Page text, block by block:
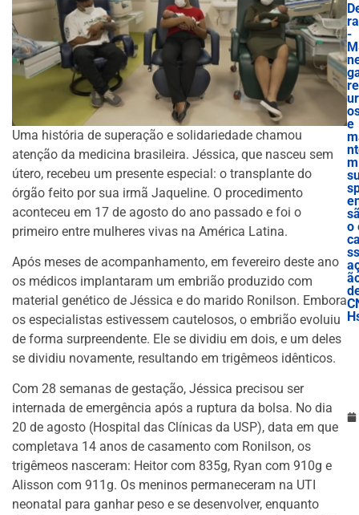
Uma história de superação e solidariedade chamou
atenção da medicina brasileira. Jéssica, que nasceu sem
útero, recebeu um presente especial: o transplante do
órgão feito por sua irmã Jaqueline. O procedimento
aconteceu em 17 de agosto do ano passado e foi o
primeiro entre mulheres vivas na América Latina.
Após meses de acompanhamento, em fevereiro deste ano
os médicos implantaram um embrião produzido com
material genético de Jéssica e do marido Ronilson. Embora
os especialistas estivessem cautelosos, o embrião evoluiu
de forma surpreendente. Ele se dividiu em dois, e um deles
se dividiu novamente, resultando em trigêmeos idênticos.
Com 28 semanas de gestação, Jéssica precisou ser
internada de emergência após a ruptura da bolsa. No dia
20 de agosto (Hospital das Clínicas da USP), data em que
completava 14 anos de casamento com Ronilson, os
trigêmeos nasceram: Heitor com 835g, Ryan com 910g e
Alisson com 911g. Os meninos permaneceram na UTI
neonatal para ganhar peso e se desenvolver, enquanto
-
e
m
o
ss